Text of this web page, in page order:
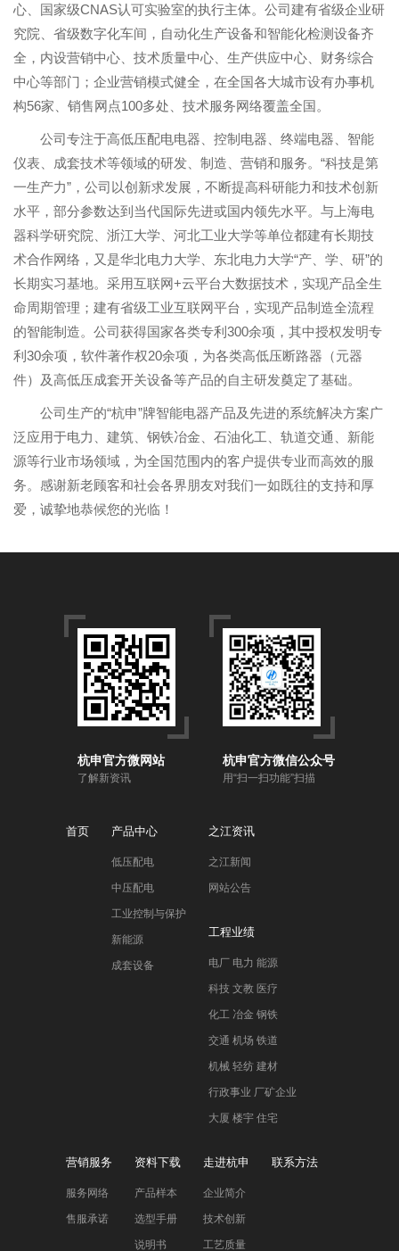
心、国家级CNAS认可实验室的执行主体。公司建有省级企业研
究院、省级数字化车间，自动化生产设备和智能化检测设备齐
全，内设营销中心、技术质量中心、生产供应中心、财务综合
中心等部门；企业营销模式健全，在全国各大城市设有办事机
构56家、销售网点100多处、技术服务网络覆盖全国。
公司专注于高低压配电电器、控制电器、终端电器、智能
仪表、成套技术等领域的研发、制造、营销和服务。“科技是第
一生产力”，公司以创新求发展，不断提高科研能力和技术创新
水平，部分参数达到当代国际先进或国内领先水平。与上海电
器科学研究院、浙江大学、河北工业大学等单位都建有长期技
术合作网络，又是华北电力大学、东北电力大学“产、学、研”的
长期实习基地。采用互联网+云平台大数据技术，实现产品全生
命周期管理；建有省级工业互联网平台，实现产品制造全流程
的智能制造。公司获得国家各类专利300余项，其中授权发明专
利30余项，软件著作权20余项，为各类高低压断路器（元器
件）及高低压成套开关设备等产品的自主研发奠定了基础。
公司生产的“杭申”牌智能电器产品及先进的系统解决方案广
泛应用于电力、建筑、钢铁冶金、石油化工、轨道交通、新能
源等行业市场领域，为全国范围内的客户提供专业而高效的服
务。感谢新老顾客和社会各界朋友对我们一如既往的支持和厚
爱，诚挚地恭候您的光临！
杭申官方微网站
了解新资讯
杭申官方微信公众号
用“扫一扫功能”扫描
首页 产品中心
低压配电
中压配电
工业控制与保护
新能源
成套设备
之江资讯
之江新闻
网站公告
工程业绩
电厂 电力 能源
科技 文教 医疗
化工 冶金 钢铁
交通 机场 铁道
机械 轻纺 建材
行政事业 厂矿企业
大厦 楼宇 住宅
营销服务
服务网络
售服承诺
资料下载
产品样本
选型手册
说明书
走进杭申
企业简介
技术创新
工艺质量
联系方法